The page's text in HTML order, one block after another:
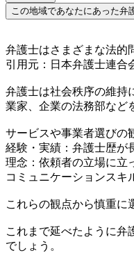
この地域であなたにあった弁
弁護士はさまざまな法的
引用元：日本弁護士連合
弁護士は社会秩序の維持
業家、企業の法務部など
サービスや事業者選びの
経験・実績：弁護士歴が
理念：依頼者の立場に立
コミュニケーションスキ
これらの観点から慎重に
これまで延べたように弁
でしょう。